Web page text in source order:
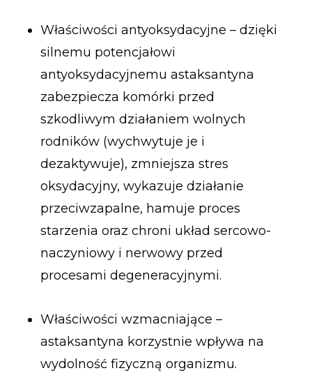
Właściwości antyoksydacyjne – dzięki
silnemu potencjałowi
antyoksydacyjnemu astaksantyna
zabezpiecza komórki przed
szkodliwym działaniem wolnych
rodników (wychwytuje je i
dezaktywuje), zmniejsza stres
oksydacyjny, wykazuje działanie
przeciwzapalne, hamuje proces
starzenia oraz chroni układ sercowo-
naczyniowy i nerwowy przed
procesami degeneracyjnymi.
Właściwości wzmacniające –
astaksantyna korzystnie wpływa na
wydolność fizyczną organizmu.